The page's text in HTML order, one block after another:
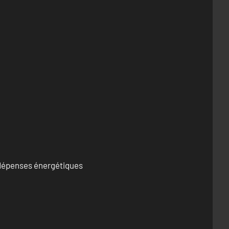
énergétiques